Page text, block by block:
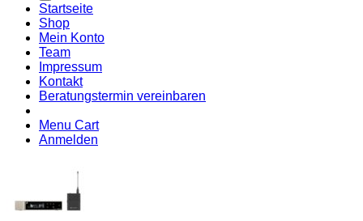
Startseite
Shop
Mein Konto
Team
Impressum
Kontakt
Beratungstermin vereinbaren
Menu Cart
Anmelden